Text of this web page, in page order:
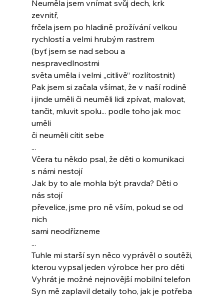
Neuměla jsem vnímat svůj dech, krk
zevnitř,
frčela jsem po hladině prožívání velkou
rychlostí a velmi hrubým rastrem
(byť jsem se nad sebou a
nespravedlnostmi
světa uměla i velmi „citlivě“ rozlítostnit)
Pak jsem si začala všímat, že v naší rodině
i jinde uměli či neuměli lidi zpívat, malovat,
tančit, mluvit spolu... podle toho jak moc
uměli
či neuměli cítit sebe
...
Včera tu někdo psal, že děti o komunikaci
s námi nestojí
Jak by to ale mohla být pravda? Děti o
nás stojí
převelice, jsme pro ně vším, pokud se od
nich
sami neodřízneme
...
Tuhle mi starší syn něco vyprávěl o soutěži,
kterou vypsal jeden výrobce her pro děti
Vyhrát je možné nejnovější mobilní telefon
Syn mě zaplavil detaily toho, jak je potřeba